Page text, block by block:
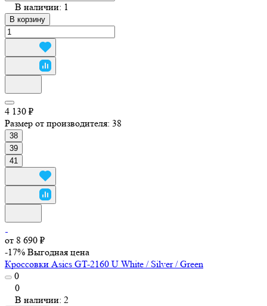
В наличии: 1
В корзину
4 130 ₽
Размер от производителя: 38
38
39
41
от 8 690 ₽
-17% Выгодная цена
Кроссовки Asics GT-2160 U White / Silver / Green
0
0
В наличии: 2